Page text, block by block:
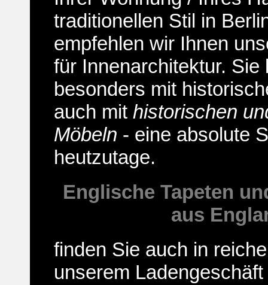
traditionellen Stil in
empfehlen wir Ihnen
für Innenarchitektur. Sie
besonders mit
auch mit historischen
Möbeln - eine absolute
heutzutage.
Englische Tapeten
aus
finden Sie auch in
unserem